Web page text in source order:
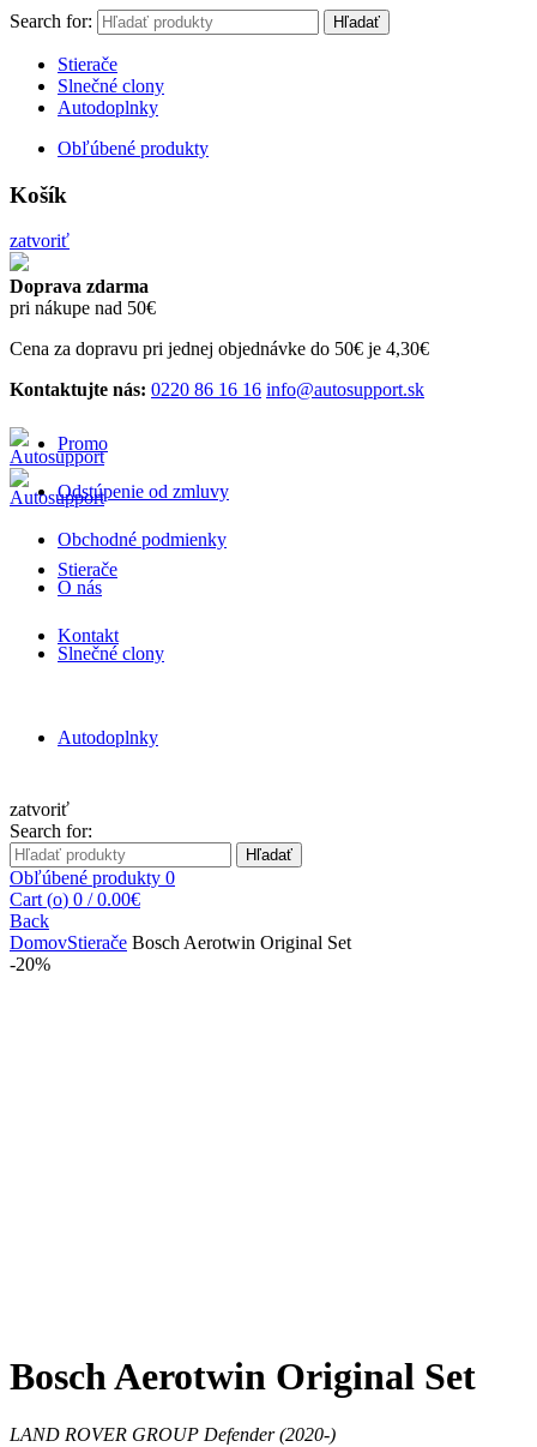
Search for: Hľadať
Stierače
Slnečné clony
Autodoplnky
Obľúbené produkty
Košík
zatvoriť
Doprava zdarma
pri nákupe nad 50€
Cena za dopravu pri jednej objednávke do 50€ je 4,30€
Kontaktujte nás: 0220 86 16 16 info@autosupport.sk
Promo
Odstúpenie od zmluvy
Obchodné podmienky
O nás
Kontakt
Stierače
Slnečné clony
Autodoplnky
zatvoriť
Search for:
Hľadať
Obľúbené produkty 0
Cart (o) 0 / 0.00€
Back
DomovStierače Bosch Aerotwin Original Set
-20%
Bosch Aerotwin Original Set
LAND ROVER GROUP Defender (2020-)